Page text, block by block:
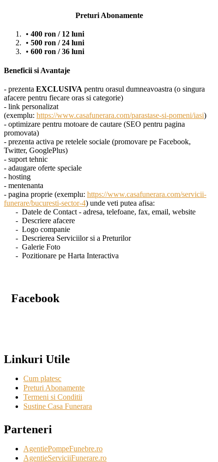
Preturi Abonamente
400 ron / 12 luni
500 ron / 24 luni
600 ron / 36 luni
Beneficii si Avantaje
- prezenta EXCLUSIVA pentru orasul dumneavoastra (o singura
afacere pentru fiecare oras si categorie)
- link personalizat
(exemplu: https://www.casafunerara.com/parastase-si-pomeni/iasi)
- optimizare pentru motoare de cautare (SEO pentru pagina
promovata)
- prezenta activa pe retelele sociale (promovare pe Facebook,
Twitter, GooglePlus)
- suport tehnic
- adaugare oferte speciale
- hosting
- mentenanta
- pagina proprie (exemplu: https://www.casafunerara.com/servicii-
funerare/bucuresti-sector-4) unde veti putea afisa:
- Datele de Contact - adresa, telefoane, fax, email, website
- Descriere afacere
- Logo companie
- Descrierea Serviciilor si a Preturilor
- Galerie Foto
- Pozitionare pe Harta Interactiva
Facebook
Linkuri Utile
Cum platesc
Preturi Abonamente
Termeni si Conditii
Sustine Casa Funerara
Parteneri
AgentiePompeFunebre.ro
AgentieServiciiFunerare.ro